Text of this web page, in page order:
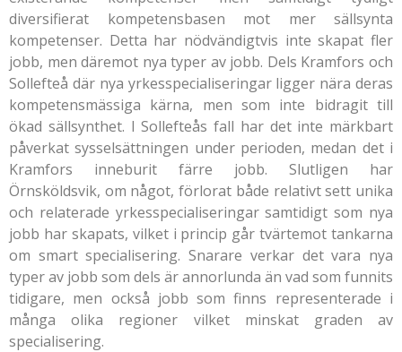
diversifierat kompetensbasen mot mer sällsynta
kompetenser. Detta har nödvändigtvis inte skapat fler
jobb, men däremot nya typer av jobb. Dels Kramfors och
Sollefteå där nya yrkesspecialiseringar ligger nära deras
kompetensmässiga kärna, men som inte bidragit till
ökad sällsynthet. I Sollefteås fall har det inte märkbart
påverkat sysselsättningen under perioden, medan det i
Kramfors inneburit färre jobb. Slutligen har
Örnsköldsvik, om något, förlorat både relativt sett unika
och relaterade yrkesspecialiseringar samtidigt som nya
jobb har skapats, vilket i princip går tvärtemot tankarna
om smart specialisering. Snarare verkar det vara nya
typer av jobb som dels är annorlunda än vad som funnits
tidigare, men också jobb som finns representerade i
många olika regioner vilket minskat graden av
specialisering.